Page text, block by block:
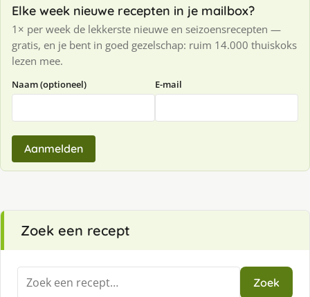
Elke week nieuwe recepten in je mailbox?
1× per week de lekkerste nieuwe en seizoensrecepten —
gratis, en je bent in goed gezelschap: ruim 14.000 thuiskoks
lezen mee.
Naam (optioneel) E-mail
Aanmelden
Zoek een recept
Zoeken
naar:
Zoek